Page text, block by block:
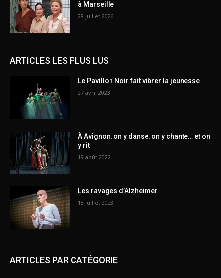
à Marseille
28 juillet 2026
ARTICLES LES PLUS LUS
Le Pavillon Noir fait vibrer la jeunesse
27 avril 2023
À Avignon, on y danse, on y chante… et on
y rit
19 août 2022
Les ravages d’Alzheimer
18 juillet 2023
ARTICLES PAR CATÉGORIE